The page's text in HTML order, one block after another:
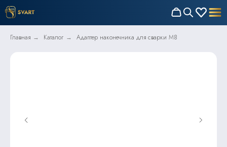
Главная → Каталог → Адаптер наконечника для сварки M8